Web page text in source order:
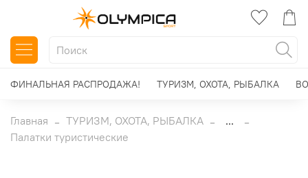
ФИНАЛЬНАЯ РАСПРОДАЖА! ТУРИЗМ, ОХОТА, РЫБАЛКА
Главная ТУРИЗМ, ОХОТА, РЫБАЛКА
...
Палатки туристические